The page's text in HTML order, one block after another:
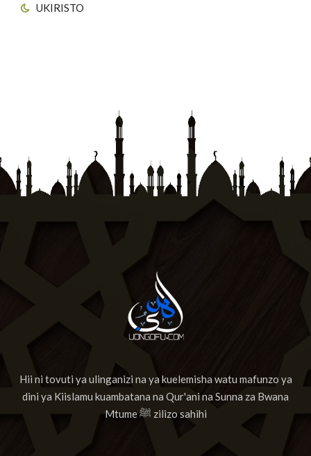
UKIRISTO
Hii ni tovuti ya ulinganizi na ya kuelemisha watu mafunzo ya
dini ya Kiislamu kuambatana na Qur'ani na Sunna za Bwana
Mtume ﷺ zilizo sahihi